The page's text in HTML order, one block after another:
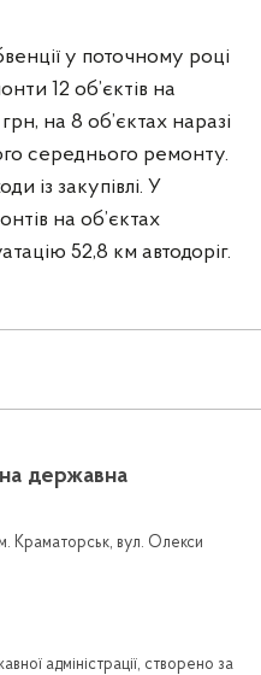
у поточному році
12 об’єктів на
на 8 об’єктах наразі
середнього ремонту.
із закупівлі. У
на об’єктах
52,8 км автодоріг.
державна
Краматорськ, вул. Олекси
адміністрації, створено за